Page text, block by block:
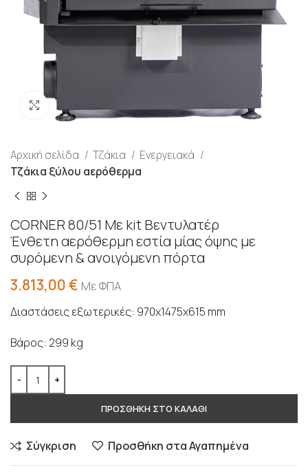
Προβολή
Αρχική σελίδα Τζάκια
Ενεργειακά
Τζάκια ξύλου αερόθερμα
CORNER 80/51 Με kit Βεντυλατέρ
Ένθετη αερόθερμη εστία μίας όψης με
συρόμενη & ανοιγόμενη πόρτα
3.813,00€ Με ΦΠΑ
Διαστάσεις εξωτερικές: 970x1475x615 mm
Βάρος: 299 kg
ΠΡΟΣΘΗΚΗ ΣΤΟ ΚΑΛΑΘΙ
Σύγκριση Προσθήκη στα Αγαπημένα